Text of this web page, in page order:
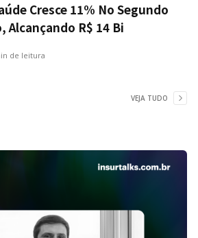
Cresce 11% No Segundo
Alcançando R$ 14 Bi
de leitura
VEJA TUDO